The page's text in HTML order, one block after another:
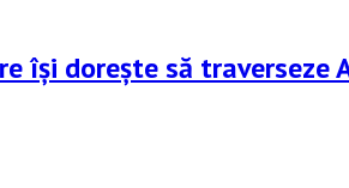
își dorește să